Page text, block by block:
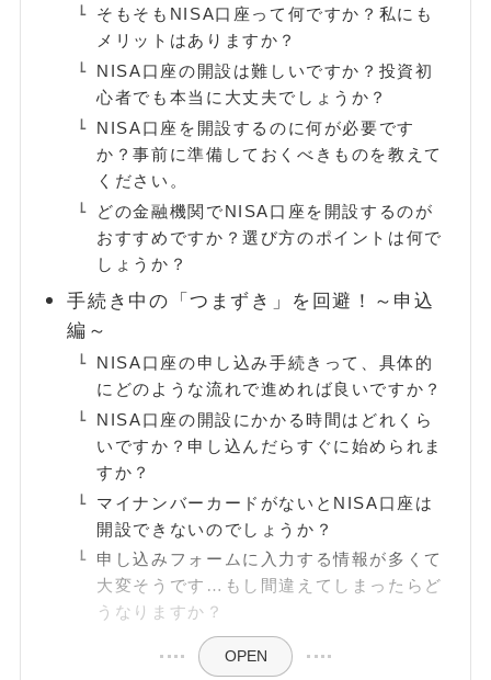
FOLLOW
そもそもNISA口座って何ですか？私にも
メリットはありますか？
NISA口座の開設は難しいですか？投資初
心者でも本当に大丈夫でしょうか？
NISA口座を開設するのに何が必要です
か？事前に準備しておくべきものを教えて
ください。
どの金融機関でNISA口座を開設するのが
おすすめですか？選び方のポイントは何で
しょうか？
手続き中の「つまずき」を回避！～申込
編～
NISA口座の申し込み手続きって、具体的
にどのような流れで進めれば良いですか？
NISA口座の開設にかかる時間はどれくら
いですか？申し込んだらすぐに始められま
すか？
マイナンバーカードがないとNISA口座は
開設できないのでしょうか？
申し込みフォームに入力する情報が多くて
大変そうです…もし間違えてしまったらど
うなりますか？
OPEN